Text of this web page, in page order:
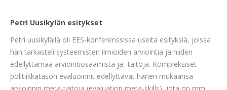
Petri Uusikylän esitykset
Petri uusikylällä oli EES-konferenssissa useita esityksiä, joissa
hän tarkasteli systeemisten ilmiöiden arviointia ja niiden
edellyttämää arviointiosaamista ja -taitoja. Kompleksiset
politiikkatason evaluoinnit edellyttävät hänen mukaansa